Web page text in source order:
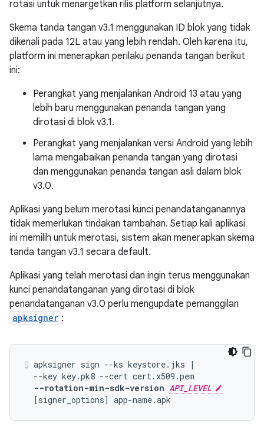
rotasi untuk menargetkan rilis platform selanjutnya.
Skema tanda tangan v3.1 menggunakan ID blok yang tidak
dikenali pada 12L atau yang lebih rendah. Oleh karena itu,
platform ini menerapkan perilaku penanda tangan berikut
ini:
Perangkat yang menjalankan Android 13 atau yang
lebih baru menggunakan penanda tangan yang
dirotasi di blok v3.1.
Perangkat yang menjalankan versi Android yang lebih
lama mengabaikan penanda tangan yang dirotasi
dan menggunakan penanda tangan asli dalam blok
v3.0.
Aplikasi yang belum merotasi kunci penandatanganannya
tidak memerlukan tindakan tambahan. Setiap kali aplikasi
ini memilih untuk merotasi, sistem akan menerapkan skema
tanda tangan v3.1 secara default.
Aplikasi yang telah merotasi dan ingin terus menggunakan
kunci penandatanganan yang dirotasi di blok
penandatanganan v3.0 perlu mengupdate pemanggilan
apksigner :
apksigner sign --ks keystore.jks |
  --key key.pk8 --cert cert.x509.pem
--rotation-min-sdk-version API_LEVEL